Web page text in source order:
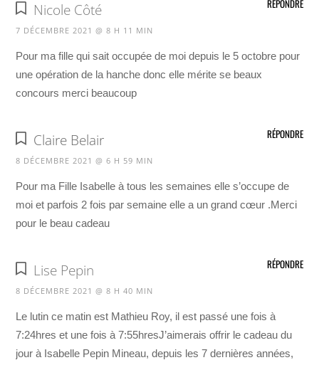
Nicole Côté
7 DÉCEMBRE 2021 @ 8 H 11 MIN
Pour ma fille qui sait occupée de moi depuis le 5 octobre pour
une opération de la hanche donc elle mérite se beaux
concours merci beaucoup
RÉPONDRE
Claire Belair
8 DÉCEMBRE 2021 @ 6 H 59 MIN
Pour ma Fille Isabelle à tous les semaines elle s’occupe de
moi et parfois 2 fois par semaine elle a un grand cœur .Merci
pour le beau cadeau
RÉPONDRE
Lise Pepin
8 DÉCEMBRE 2021 @ 8 H 40 MIN
Le lutin ce matin est Mathieu Roy, il est passé une fois à
7:24hres et une fois à 7:55hresJ’aimerais offrir le cadeau du
jour à Isabelle Pepin Mineau, depuis les 7 dernières années,
RÉPONDRE